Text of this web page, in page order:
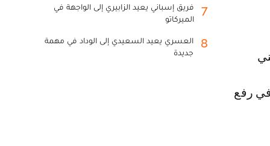
رفع
7
فريق إسباني يعيد الزابيري إلى الواجهة في
الميركاتو
8
العسري يعيد السعيدي إلى الوداد في مهمة
جديدة